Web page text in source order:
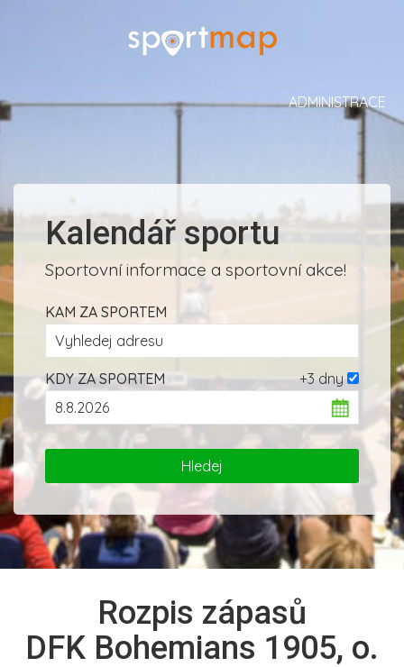
ADMINISTRACE
Kalendář sportu
Sportovní informace a sportovní akce!
KAM ZA SPORTEM
+3 dny
KDY ZA SPORTEM
Rozpis zápasů
DFK Bohemians 1905, o.